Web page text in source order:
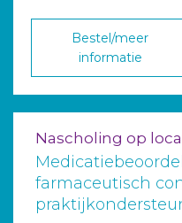
Bestel/meer
informatie
Nascholing op
farmaceutisch